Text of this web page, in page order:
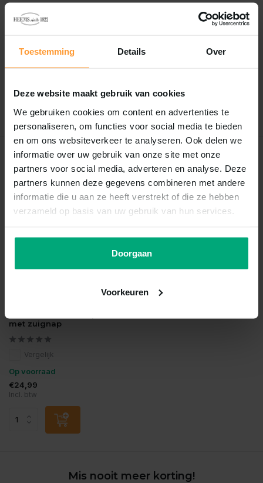
Toestemming Details Over
Deze website maakt gebruik van cookies
We gebruiken cookies om content en advertenties te
personaliseren, om functies voor social media te bieden
en om ons websiteverkeer te analyseren. Ook delen we
informatie over uw gebruik van onze site met onze
partners voor social media, adverteren en analyse. Deze
partners kunnen deze gegevens combineren met andere
informatie die u aan ze heeft verstrekt of die ze hebben
verzameld op basis van uw gebruik van hun services.
Doorgaan
Voorkeuren
Reviews
0/5 Based on 0 reviews
Recent bekeken
met zuignap
Vergelijk
Op voorraad
€24,99
Incl. btw
Mis nooit meer korting!